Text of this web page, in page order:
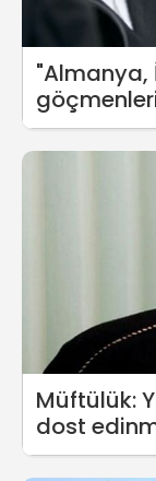
"Almanya,
göçmenleri
Müftülük:
dost